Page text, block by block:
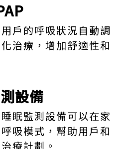
戶的呼吸狀況自動調
治療，增加舒適性和
設備
眠監測設備可以在家
吸模式，幫助用戶和
療計劃。